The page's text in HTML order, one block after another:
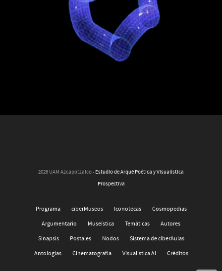
2026 UAM Azcapotzalco - Estudio de Arqué Poética y Visualística
Prospectiva
Programa ciberMuseos Iconotecas
Cosmopedias
Argumentario
Museística Temáticas
Autores
Sinapsis
Postales Nodos
Sistema de ciberAulas
Antologías
Cinematografía Visualística AI Créditos